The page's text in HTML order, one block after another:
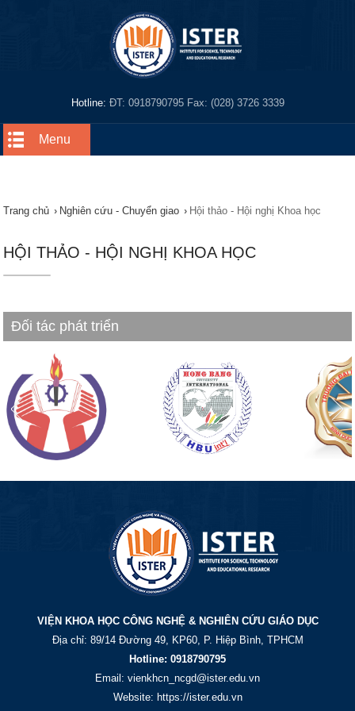
Hotline: ĐT: 0918790795 Fax: (028) 3726 3339
Menu
Trang chủ › Nghiên cứu - Chuyển giao › Hội thảo - Hội nghị Khoa học
HỘI THẢO - HỘI NGHỊ KHOA HỌC
Đối tác phát triển
VIỆN KHOA HỌC CÔNG NGHỆ & NGHIÊN CỨU GIÁO DỤC
Địa chỉ: 89/14 Đường 49, KP60, P. Hiệp Bình, TPHCM
Hotline: 0918790795
Email: vienkhcn_ncgd@ister.edu.vn
Website: https://ister.edu.vn